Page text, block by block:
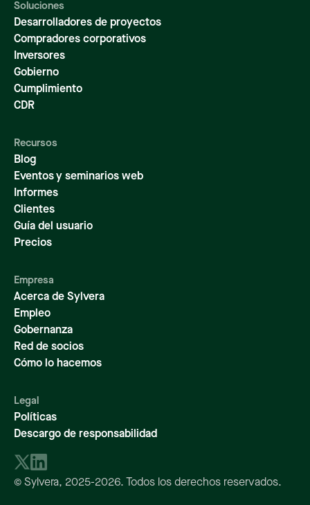
Soluciones
Desarrolladores de proyectos
Compradores corporativos
Inversores
Gobierno
Cumplimiento
CDR
Recursos
Blog
Eventos y seminarios web
Informes
Clientes
Guía del usuario
Precios
Empresa
Acerca de Sylvera
Empleo
Gobernanza
Red de socios
Cómo lo hacemos
Legal
Políticas
Descargo de responsabilidad
© Sylvera, 2025-2026. Todos los derechos reservados.